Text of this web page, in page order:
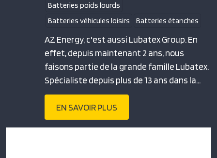
Batteries poids lourds
Batteries véhicules loisirs
Batteries étanches
AZ Energy, c'est aussi Lubatex Group. En
effet, depuis maintenant 2 ans, nous
faisons partie de la grande famille Lubatex.
Spécialiste depuis plus de 13 ans dans la…
EN SAVOIR PLUS